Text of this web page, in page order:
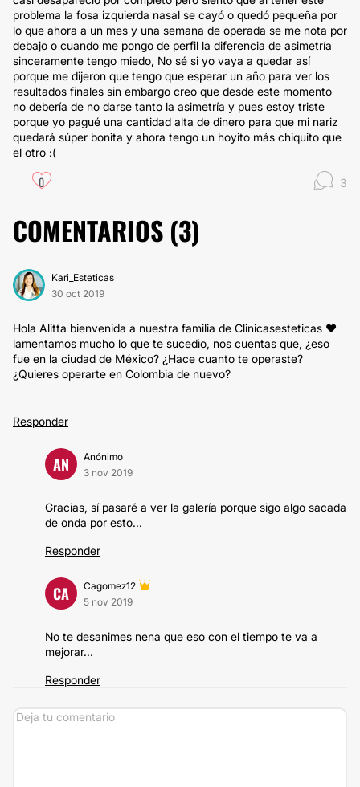
problema la fosa izquierda nasal se cayó o quedó pequeña por
lo que ahora a un mes y una semana de operada se me nota por
debajo o cuando me pongo de perfil la diferencia de asimetría
sinceramente tengo miedo, No sé si yo vaya a quedar así
porque me dijeron que tengo que esperar un año para ver los
resultados finales sin embargo creo que desde este momento
no debería de no darse tanto la asimetría y pues estoy triste
porque yo pagué una cantidad alta de dinero para que mi nariz
quedará súper bonita y ahora tengo un hoyito más chiquito que
el otro :(
0 3
COMENTARIOS (3)
Kari_Esteticas
30 oct 2019
Hola Alitta bienvenida a nuestra familia de Clinicasesteticas ❤
lamentamos mucho lo que te sucedio, nos cuentas que, ¿eso
fue en la ciudad de México? ¿Hace cuanto te operaste?
¿Quieres operarte en Colombia de nuevo?
Responder
AN
Anónimo
3 nov 2019
Gracias, sí pasaré a ver la galería porque sigo algo sacada
de onda por esto...
Responder
CA
Cagomez12
5 nov 2019
No te desanimes nena que eso con el tiempo te va a
mejorar...
Responder